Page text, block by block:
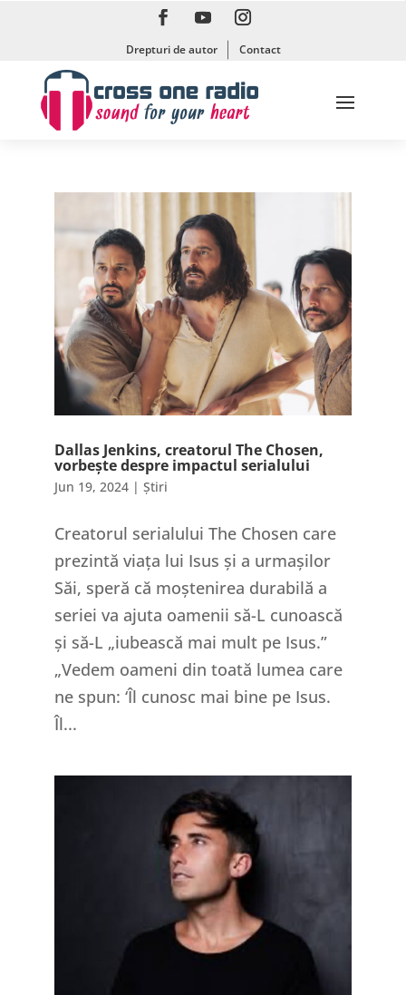
Drepturi de autor Contact
Dallas Jenkins, creatorul The Chosen,
vorbește despre impactul serialului
Jun 19, 2024| Știri
Creatorul serialului The Chosen care
prezintă viața lui Isus și a urmașilor
Săi, speră că moștenirea durabilă a
seriei va ajuta oamenii să-L cunoască
și să-L „iubească mai mult pe Isus.”
„Vedem oameni din toată lumea care
ne spun: ‘Îl cunosc mai bine pe Isus.
Îl...